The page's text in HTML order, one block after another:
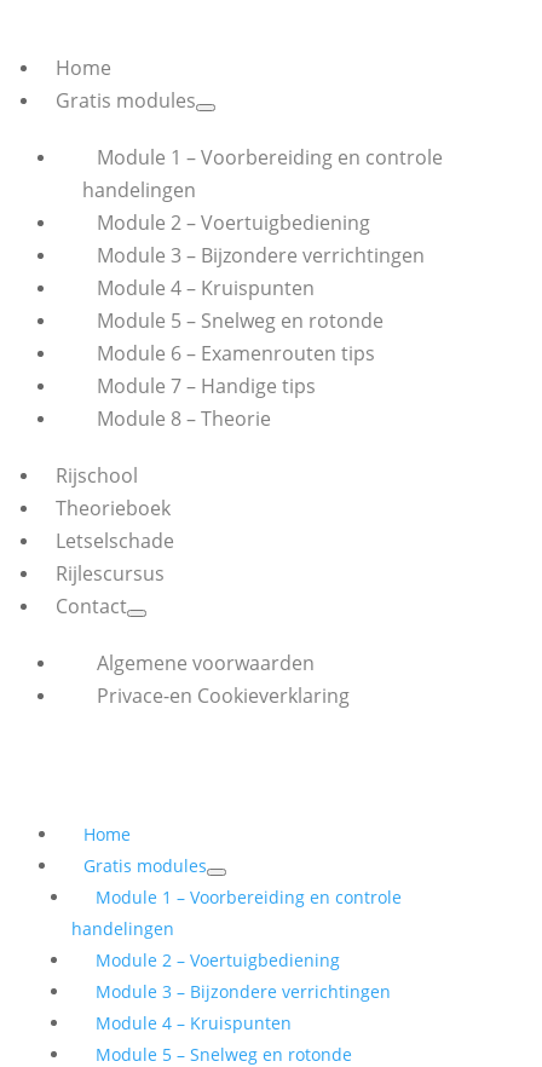
Home
Gratis modules
Module 1 – Voorbereiding en controle
handelingen
Module 2 – Voertuigbediening
Module 3 – Bijzondere verrichtingen
Module 4 – Kruispunten
Module 5 – Snelweg en rotonde
Module 6 – Examenrouten tips
Module 7 – Handige tips
Module 8 – Theorie
Rijschool
Theorieboek
Letselschade
Rijlescursus
Contact
Algemene voorwaarden
Privace-en Cookieverklaring
Home
Gratis modules
Module 1 – Voorbereiding en controle
handelingen
Module 2 – Voertuigbediening
Module 3 – Bijzondere verrichtingen
Module 4 – Kruispunten
Module 5 – Snelweg en rotonde